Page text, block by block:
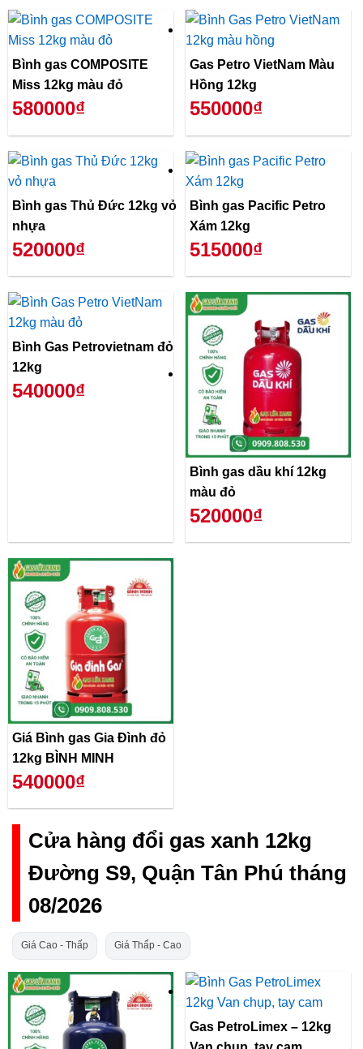
Bình gas COMPOSITE
Miss 12kg màu đỏ
580000₫
Gas Petro VietNam Màu
Hồng 12kg
550000₫
Bình gas Thủ Đức 12kg vỏ
nhựa
520000₫
Bình gas Pacific Petro
Xám 12kg
515000₫
Bình Gas Petrovietnam đỏ
12kg
540000₫
Bình gas dầu khí 12kg
màu đỏ
520000₫
Giá Bình gas Gia Đình đỏ
12kg BÌNH MINH
540000₫
Cửa hàng đổi gas xanh 12kg
Đường S9, Quận Tân Phú tháng
08/2026
Giá Cao - Thấp Giá Thấp - Cao
Gas PetroLimex – 12kg